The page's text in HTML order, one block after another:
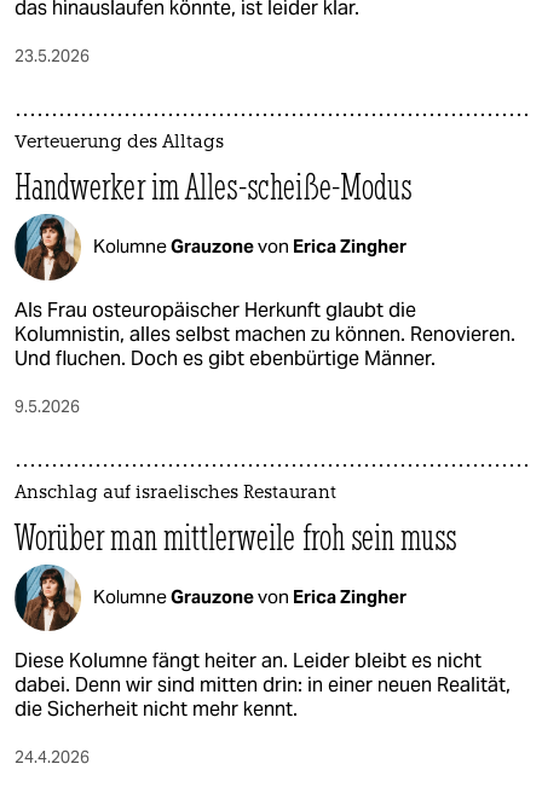
das hinauslaufen könnte, ist leider klar.
23.5.2026
Verteuerung des Alltags
Handwerker im Alles-scheiße-Modus
KolumneGrauzonevon Erica Zingher
Als Frau osteuropäischer Herkunft glaubt die
Kolumnistin, alles selbst machen zu können. Renovieren.
Und fluchen. Doch es gibt ebenbürtige Männer.
9.5.2026
Anschlag auf israelisches Restaurant
Worüber man mittlerweile froh sein muss
KolumneGrauzonevon Erica Zingher
Diese Kolumne fängt heiter an. Leider bleibt es nicht
dabei. Denn wir sind mitten drin: in einer neuen Realität,
die Sicherheit nicht mehr kennt.
24.4.2026